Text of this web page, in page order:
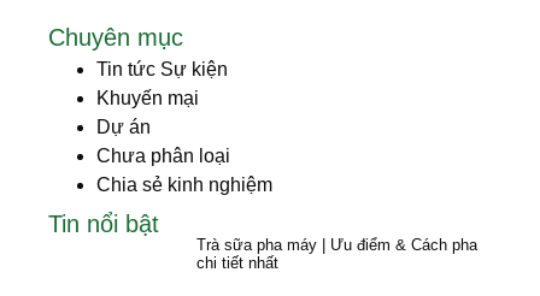
Chuyên mục
Tin tức Sự kiện
Khuyến mại
Dự án
Chưa phân loại
Chia sẻ kinh nghiệm
Tin nổi bật
Trà sữa pha máy | Ưu điểm & Cách pha
chi tiết nhất